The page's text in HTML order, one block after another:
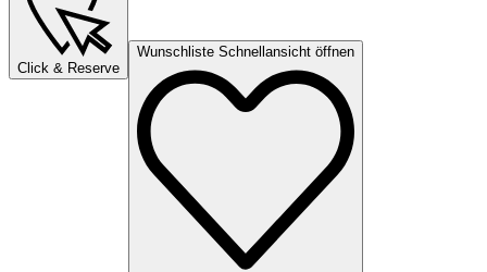
Click & Reserve
Wunschliste Schnellansicht öffnen